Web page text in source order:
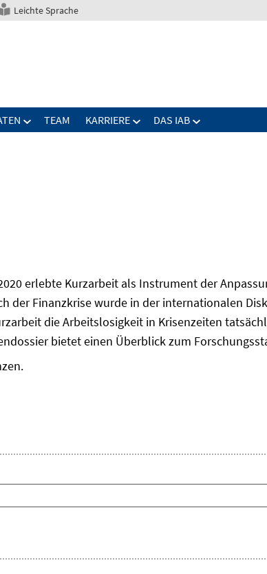
Leichte Sprache
TEAM KARRIERE DAS IAB
erlebte Kurzarbeit als Instrument der
der Finanzkrise wurde in der internationalen
die Arbeitslosigkeit in Krisenzeiten
bietet einen Überblick zum